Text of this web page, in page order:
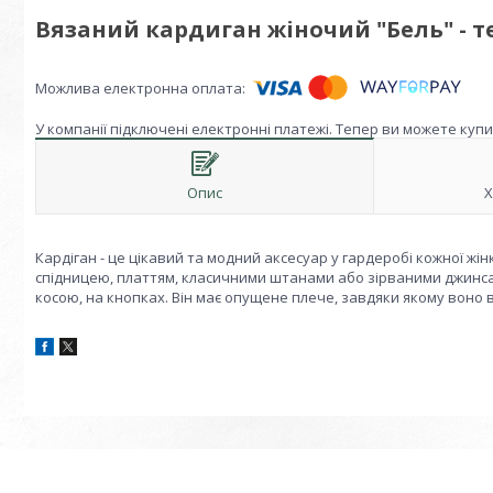
Вязаний кардиган жіночий "Бель" -
У компанії підключені електронні платежі. Тепер ви можете
Опис
Кардіган - це цікавий та модний аксесуар у гардеробі кожної
спідницею, платтям, класичними штанами або зірваними
косою, на кнопках. Він має опущене плече, завдяки якому воно